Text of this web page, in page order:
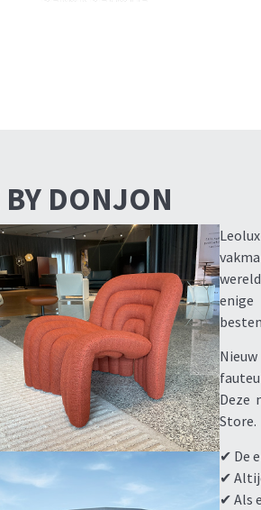
BY DONJON
Deze
Store.
✔ De
✔
✔ Als